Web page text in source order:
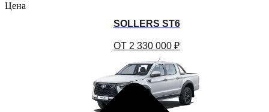
SOLLERS ST6
ОТ 2 330 000 ₽
Цена